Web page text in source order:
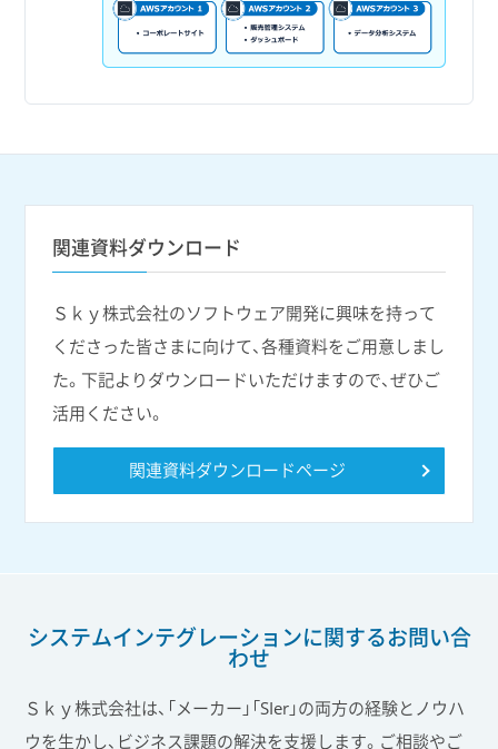
関連資料ダウンロード
Ｓｋｙ株式会社のソフトウェア開発に興味を持って
くださった皆さまに向けて、各種資料をご用意しまし
た。下記よりダウンロードいただけますので、ぜひご
活用ください。
関連資料ダウンロードページ
システムインテグレーションに関するお問い合
わせ
Ｓｋｙ株式会社は、「メーカー」「SIer」の両方の経験とノウハ
ウを生かし、ビジネス課題の解決を支援します。ご相談やご